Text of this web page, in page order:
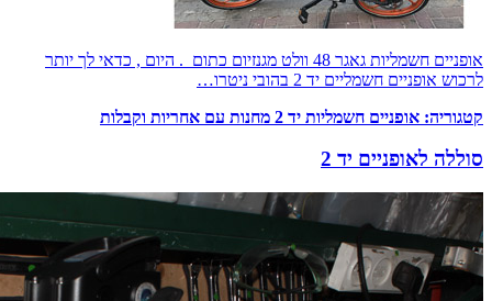
אופניים חשמליות גאגר 48 וולט מגנזיום כתום . היום , כדאי לך יותר
לרכוש אופניים חשמליים יד 2 בהובי ניטרו…
קטגוריה: אופניים חשמליות יד 2 מחנות עם אחריות וקבלות
סוללה לאופניים יד 2